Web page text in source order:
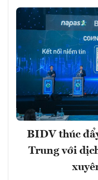
BIDV thúc
Trung với